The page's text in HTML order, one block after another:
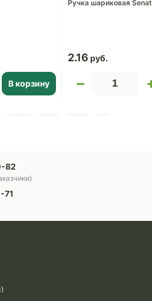
В корзину
Ручка шариковая
2.16
82
71